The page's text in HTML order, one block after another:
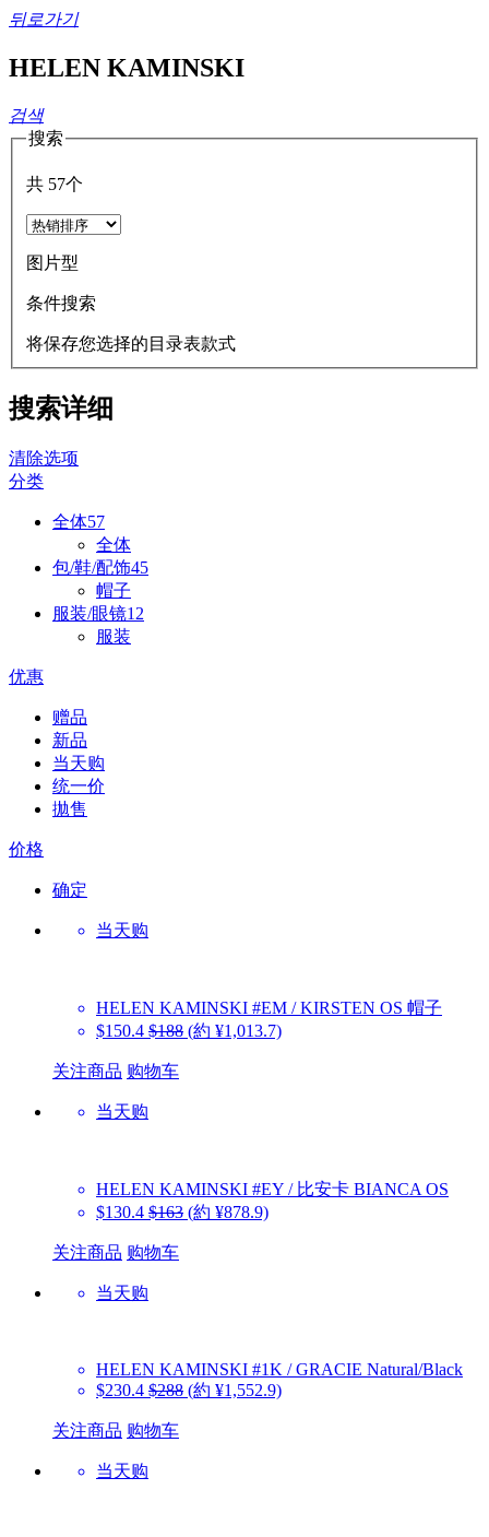
뒤로가기
HELEN KAMINSKI
검색
搜索
共 57个
图片型
条件搜索
将保存您选择的目录表款式
搜索详细
清除选项
分类
全体57
全体
包/鞋/配饰45
帽子
服装/眼镜12
服装
优惠
赠品
新品
当天购
统一价
拋售
价格
确定
当天购
HELEN KAMINSKI #EM / KIRSTEN OS 帽子
$150.4 $188 (約 ¥1,013.7)
关注商品 购物车
当天购
HELEN KAMINSKI #EY / 比安卡 BIANCA OS
$130.4 $163 (約 ¥878.9)
关注商品 购物车
当天购
HELEN KAMINSKI #1K / GRACIE Natural/Black
$230.4 $288 (約 ¥1,552.9)
关注商品 购物车
当天购